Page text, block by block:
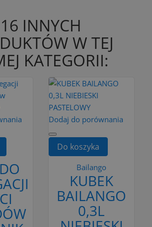
16 INNYCH
W TEJ
KATEGORII:
Dodaj do porównania
Do koszyka
Bailango
KUBEK
BAILANGO
0,3L